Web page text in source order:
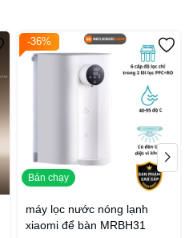
Bán chạy
-36%
máy lọc nước nóng lạnh
xiaomi để bàn MRBH31